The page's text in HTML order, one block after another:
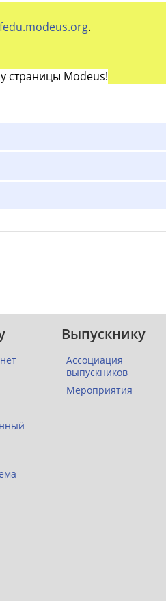
.
страницы Modeus!
Выпускнику
Ассоциация
выпускников
Мероприятия